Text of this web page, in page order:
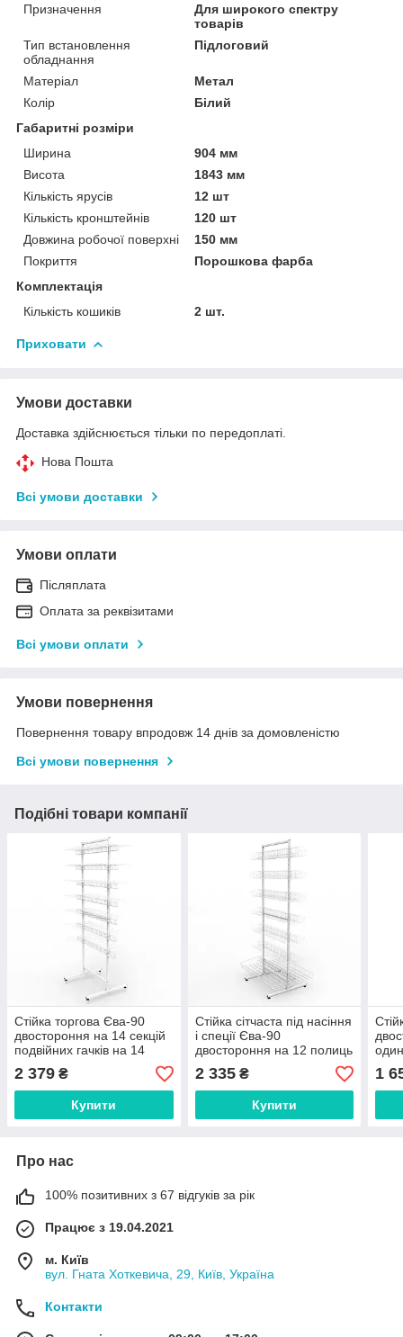
Призначення
Для широкого спектру
товарів
Тип встановлення
обладнання
Підлоговий
Матеріал
Метал
Колір
Білий
Габаритні розміри
Ширина
904 мм
Висота
1843 мм
Кількість ярусів
12 шт
Кількість кронштейнів
120 шт
Довжина робочої поверхні
150 мм
Покриття
Порошкова фарба
Комплектація
Кількість кошиків
2 шт.
Приховати
Умови доставки
Доставка здійснюється тільки по передоплаті.
Нова Пошта
Всі умови доставки
Умови оплати
Післяплата
Оплата за реквізитами
Всі умови оплати
Умови повернення
Повернення товару впродовж 14 днів за домовленістю
Всі умови повернення
Подібні товари компанії
Стійка торгова Єва-90
двостороння на 14 секцій
подвійних гачків на 14
секцій
2 379 ₴
Купити
Стійка сітчаста під насіння
і спеції Єва-90
двостороння на 12 полиць
(9 см) і два кошики прямі
2 335₴
Купити
1
Про нас
100% позитивних з 67 відгуків за рік
Працює з 19.04.2021
м. Київ
вул. Гната Хоткевича, 29, Київ, Україна
Контакти